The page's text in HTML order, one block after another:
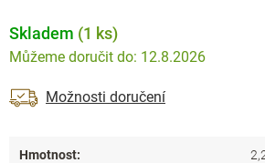
Skladem (1 ks)
12.8.2026
Možnosti doručení
Hmotnost: